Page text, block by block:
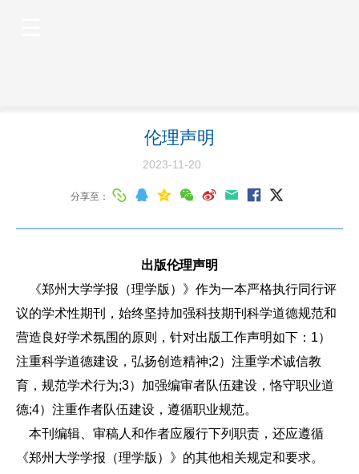
伦理声明
2023-11-20
分享至：
出版伦理声明
《郑州大学学报（理学版）》作为一本严格执行同行评
议的学术性期刊，始终坚持加强科技期刊科学道德规范和
营造良好学术氛围的原则，针对出版工作声明如下：1）
注重科学道德建设，弘扬创造精神;2）注重学术诚信教
育，规范学术行为;3）加强编审者队伍建设，恪守职业道
德;4）注重作者队伍建设，遵循职业规范。
本刊编辑、审稿人和作者应履行下列职责，还应遵循
《郑州大学学报（理学版）》的其他相关规定和要求。